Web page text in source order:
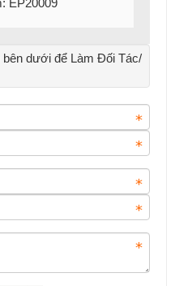
EP20009
bên dưới để Làm Đối Tác/